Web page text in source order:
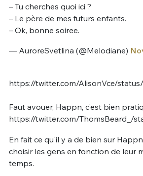
– Tu cherches quoi ici ?
– Le père de mes futurs enfants.
– Ok, bonne soiree.
— AuroreSvetlina (@Melodiane)
https://twitter.com/AlisonVce/
Faut avouer, Happn, c’est bien
https://twitter.com/ThomsBeard_/
En fait ce qu'il y a de bien sur
choisir les gens en fonction de leur
temps.